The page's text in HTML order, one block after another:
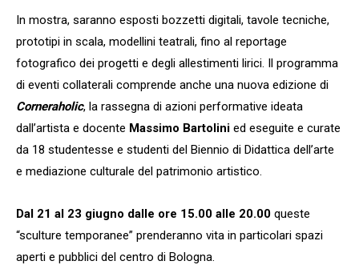
In mostra, saranno esposti bozzetti digitali, tavole tecniche,
prototipi in scala, modellini teatrali, fino al reportage
fotografico dei progetti e degli allestimenti lirici. Il programma
di eventi collaterali comprende anche una nuova edizione di
Corneraholic, la rassegna di azioni performative ideata
dall’artista e docente Massimo Bartolini ed eseguite e curate
da 18 studentesse e studenti del Biennio di Didattica dell’arte
e mediazione culturale del patrimonio artistico.
Dal 21 al 23 giugno dalle ore 15.00 alle 20.00 queste
“sculture temporanee” prenderanno vita in particolari spazi
aperti e pubblici del centro di Bologna.